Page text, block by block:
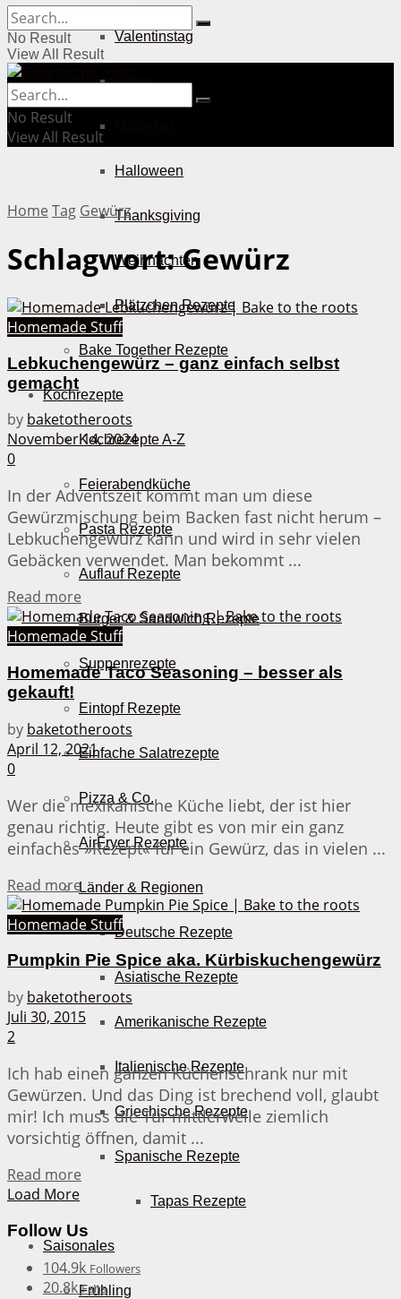
Valentinstag
Ostern
Halloween
Thanksgiving
Weihnachten
Plätzchen Rezepte
Bake Together Rezepte
Kochrezepte
Kochrezepte A-Z
Feierabendküche
Pasta Rezepte
Auflauf Rezepte
Burger & Sandwich Rezepte
Suppenrezepte
Eintopf Rezepte
Einfache Salatrezepte
Pizza & Co.
AirFryer Rezepte
Länder & Regionen
Deutsche Rezepte
Asiatische Rezepte
Amerikanische Rezepte
Italienische Rezepte
Griechische Rezepte
Spanische Rezepte
Tapas Rezepte
Saisonales
Frühling
No Result
View All Result
No Result
View All Result
Home Tag Gewürz
Schlagwort:Gewürz
Homemade Stuff
Lebkuchengewürz – ganz einfach selbst
gemacht
by baketotheroots
November 14, 2024
0
In der Adventszeit kommt man um diese
Gewürzmischung beim Backen fast nicht herum –
Lebkuchengewürz kann und wird in sehr vielen
Gebäcken verwendet. Man bekommt ...
Read more
Homemade Stuff
Homemade Taco Seasoning – besser als
gekauft!
by baketotheroots
April 12, 2021
0
Wer die mexikanische Küche liebt, der ist hier
genau richtig. Heute gibt es von mir ein ganz
einfaches »Rezept« für ein Gewürz, das in vielen ...
Read moreDetails
Homemade Stuff
Pumpkin Pie Spice aka. Kürbiskuchengewürz
by baketotheroots
Juli 30, 2015
2
Ich hab einen ganzen Küchenschrank nur mit
Gewürzen. Und das Ding ist brechend voll, glaubt
mir! Ich muss die Tür mittlerweile ziemlich
vorsichtig öffnen, damit ...
Read more
Load More
Follow Us
104.9k Followers
20.8k Fans